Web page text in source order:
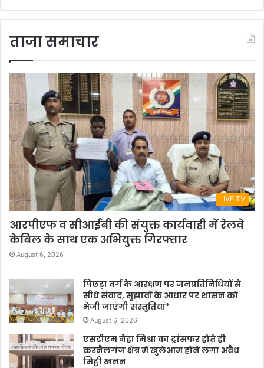
ताजा समाचार
LIVE TV
आरपीएफ व सीआईबी की संयुक्त कार्यवाही में रेलवे
केबिल के साथ एक अभियुक्त गिरफ्तार
August 6, 2026
पिछड़ा वर्ग के आरक्षण पर जनप्रतिनिधियों से
सीधे संवाद, सुझावों के आधार पर शासन को
भेजी जाएंगी संस्तुतियां*
August 6, 2026
एसडीएम नेहा मिश्रा का ट्रांसफर होते ही
करनैलगंज क्षेत्र में खुलेआम होने लगा अवैध
मिट्टी खनन